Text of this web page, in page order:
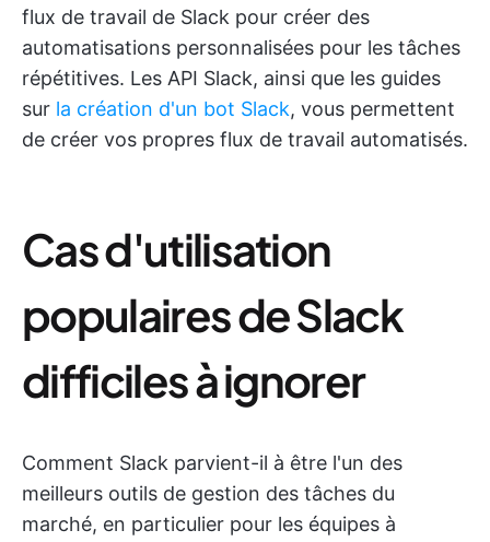
flux de travail de Slack pour créer des
automatisations personnalisées pour les tâches
répétitives. Les API Slack, ainsi que les guides
sur la création d'un bot Slack, vous permettent
de créer vos propres flux de travail automatisés.
Cas d'utilisation
populaires de Slack
difficiles à ignorer
Comment Slack parvient-il à être l'un des
meilleurs outils de gestion des tâches du
marché, en particulier pour les équipes à